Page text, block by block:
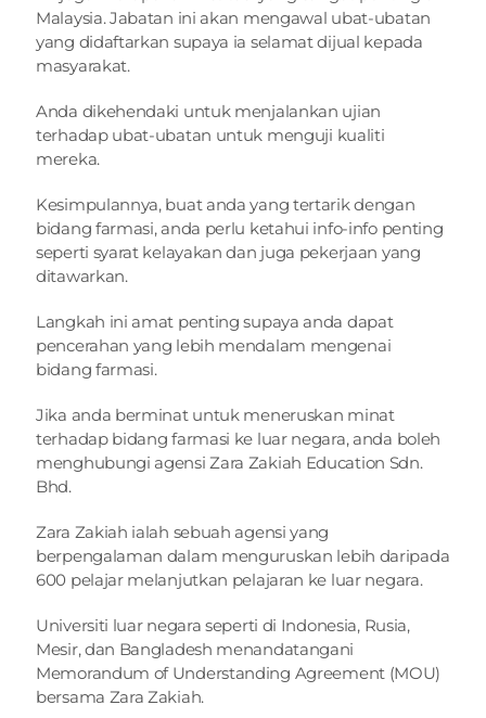
Malaysia. Jabatan ini akan mengawal ubat-ubatan
yang didaftarkan supaya ia selamat dijual kepada
masyarakat.
Anda dikehendaki untuk menjalankan ujian
terhadap ubat-ubatan untuk menguji kualiti
mereka.
Kesimpulannya, buat anda yang tertarik dengan
bidang farmasi, anda perlu ketahui info-info penting
seperti syarat kelayakan dan juga pekerjaan yang
ditawarkan.
Langkah ini amat penting supaya anda dapat
pencerahan yang lebih mendalam mengenai
bidang farmasi.
Jika anda berminat untuk meneruskan minat
terhadap bidang farmasi ke luar negara, anda boleh
menghubungi agensi Zara Zakiah Education Sdn.
Bhd.
Zara Zakiah ialah sebuah agensi yang
berpengalaman dalam menguruskan lebih daripada
600 pelajar melanjutkan pelajaran ke luar negara.
Universiti luar negara seperti di Indonesia, Rusia,
Mesir, dan Bangladesh menandatangani
Memorandum of Understanding Agreement (MOU)
bersama Zara Zakiah.